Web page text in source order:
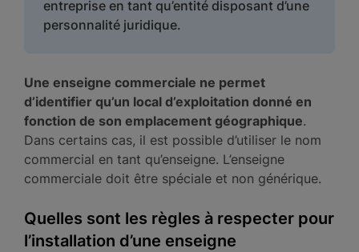
entreprise en tant qu’entité disposant d’une
personnalité juridique.
Une enseigne commerciale ne permet
d’identifier qu’un local d’exploitation donné en
fonction de son emplacement géographique.
Dans certains cas, il est possible d’utiliser le nom
commercial en tant qu’enseigne. L’enseigne
commerciale doit être spéciale et non générique.
Quelles sont les règles à respecter pour
l’installation d’une enseigne